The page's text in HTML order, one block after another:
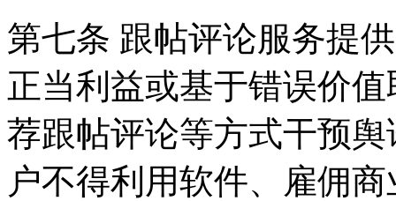
第七条 跟帖评论服务提
正当利益或基于错误价
荐跟帖评论等方式干预
户不得利用软件、雇佣